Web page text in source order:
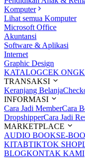
Komputer
Lihat semua Komputer
Microsoft Office
Akuntansi
Software & Aplikasi
Internet
Graphic Design
KATALOGCEK
TRANSAKSI
Keranjang Belanja
INFORMASI
Cara Jadi MemberCara
DropshipperCara Jadi
MARKETPLACE
AUDIO BOOKSE-
KITABTIKTOK SHOP
BLOGKONTAK KAMI